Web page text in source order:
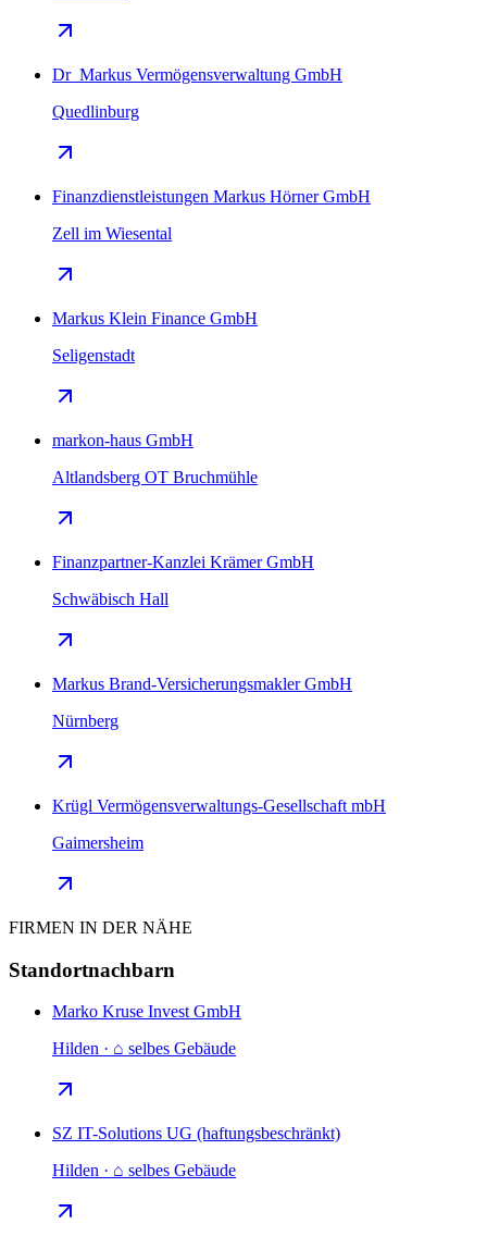
Dr_Markus Vermögensverwaltung GmbH
Quedlinburg
Finanzdienstleistungen Markus Hörner GmbH
Zell im Wiesental
Markus Klein Finance GmbH
Seligenstadt
markon-haus GmbH
Altlandsberg OT Bruchmühle
Finanzpartner-Kanzlei Krämer GmbH
Schwäbisch Hall
Markus Brand-Versicherungsmakler GmbH
Nürnberg
Krügl Vermögensverwaltungs-Gesellschaft mbH
Gaimersheim
FIRMEN IN DER NÄHE
Standortnachbarn
Marko Kruse Invest GmbH
Hilden · ⌂ selbes Gebäude
SZ IT-Solutions UG (haftungsbeschränkt)
Hilden · ⌂ selbes Gebäude